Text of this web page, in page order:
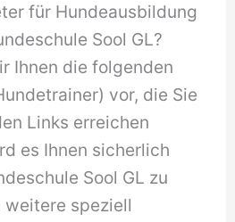
für Hundeausbildung
Sool GL?
Ihnen die folgenden
vor, die Sie
Links erreichen
es Ihnen sicherlich
Sool GL zu
speziell